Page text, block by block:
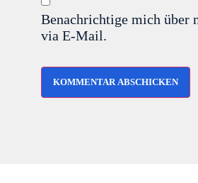
Benachrichtige mich über
via E-Mail.